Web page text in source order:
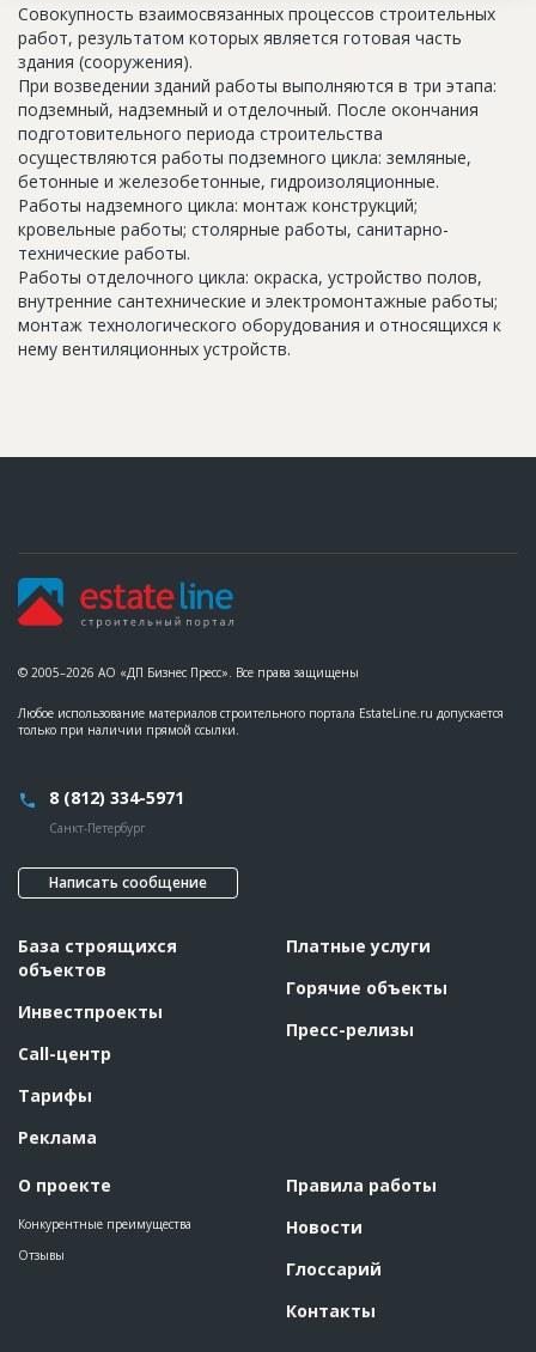
Совокупность взаимосвязанных процессов строительных
работ, результатом которых является готовая часть
здания (сооружения).
При возведении зданий работы выполняются в три этапа:
подземный, надземный и отделочный. После окончания
подготовительного периода строительства
осуществляются работы подземного цикла: земляные,
бетонные и железобетонные, гидроизоляционные.
Работы надземного цикла: монтаж конструкций;
кровельные работы; столярные работы, санитарно-
технические работы.
Работы отделочного цикла: окраска, устройство полов,
внутренние сантехнические и электромонтажные работы;
монтаж технологического оборудования и относящихся к
нему вентиляционных устройств.
© 2005–2026 АО «ДП Бизнес Пресс». Все права защищены
Любое использование материалов строительного портала EstateLine.ru допускается
только при наличии прямой ссылки.
8 (812) 334-5971
Санкт-Петербург
Написать сообщение
База строящихся
объектов
Инвестпроекты
Call-центр
Тарифы
Реклама
О проекте
Конкурентные преимущества
Отзывы
Платные услуги
Горячие объекты
Пресс-релизы
Правила работы
Новости
Глоссарий
Контакты